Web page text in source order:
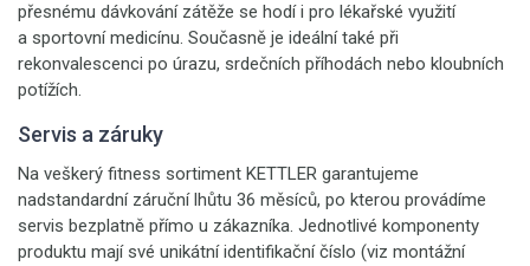
přesnému dávkování zátěže se hodí i pro lékařské využití
a sportovní medicínu. Současně je ideální také při
rekonvalescenci po úrazu, srdečních příhodách nebo kloubních
potížích.
Servis a záruky
Na veškerý fitness sortiment KETTLER garantujeme
nadstandardní záruční lhůtu 36 měsíců, po kterou provádíme
servis bezplatně přímo u zákazníka. Jednotlivé komponenty
produktu mají své unikátní identifikační číslo (viz montážní